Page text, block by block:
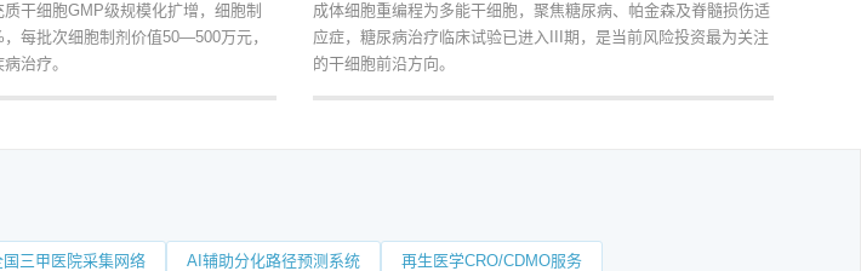
干细胞GMP级规模化扩增，细胞制
每批次细胞制剂价值50—500万元，
治疗。
成体细胞重编程为多能干细胞，聚焦糖尿病、帕金森及脊髓损伤适
应症，糖尿病治疗临床试验已进入III期，是当前风险投资最为关注
的干细胞前沿方向。
国三甲医院采集网络 AI辅助分化路径预测系统 再生医学CRO/CDMO服务